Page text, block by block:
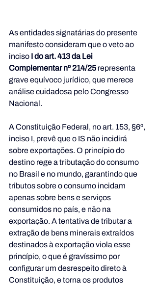
As entidades signatárias do presente
manifesto consideram que o veto ao
inciso I do art. 413 da Lei
Complementar nº 214/25 representa
grave equívoco jurídico, que merece
análise cuidadosa pelo Congresso
Nacional.
A Constituição Federal, no art. 153, §6º,
inciso I, prevê que o IS não incidirá
sobre exportações. O princípio do
destino rege a tributação do consumo
no Brasil e no mundo, garantindo que
tributos sobre o consumo incidam
apenas sobre bens e serviços
consumidos no país, e não na
exportação. A tentativa de tributar a
extração de bens minerais extraídos
destinados à exportação viola esse
princípio, o que é gravíssimo por
configurar um desrespeito direto à
Constituição, e torna os produtos